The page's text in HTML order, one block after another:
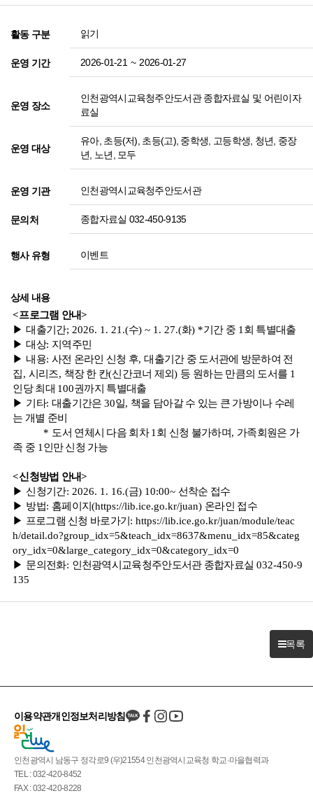
활동 구분 읽기
운영 기간 2026-01-21 ~ 2026-01-27
운영 장소
인천광역시교육청주안도서관 종합자료실 및 어린이자
료실
운영 대상
유아, 초등(저), 초등(고), 중학생, 고등학생, 청년, 중장
년, 노년, 모두
운영 기관 인천광역시교육청주안도서관
문의처 종합자료실 032-450-9135
행사 유형 이벤트
상세 내용
<프로그램 안내>
▶대출기간; 2026. 1. 21.(수) ~ 1. 27.(화) *기간 중 1 회 특별대출
▶대상: 지역주민
▶ 내용: 사전 온라인 신청 후,대출기간 중 도서관에 방문하여 전
집, 시리즈, 책장 한 칸(신간코너 제외) 등 원하는 만큼의 도서를 1
인당 최대 100권까지 특별대출
▶ 기타: 대출기간은 30일, 책을 담아갈 수 있는 큰 가방이나 수레
는 개별 준비
* 도서 연체시 다음 회차1 회 신청 불가하며, 가족회원은 가
족 중 1 인만 신청 가능
<신청방법 안내>
▶ 신청기간: 2026. 1. 16.(금) 10:00~ 선착순 접수
▶ 방법: 홈페이지(https://lib.ice.go.kr/juan) 온라인 접수
▶ 프로그램 신청 바로가기 :https://lib.ice.go.kr/juan/module/teac
h/detail.do?group_idx=5&teach_idx=8637&menu_idx=85&categ
ory_idx=0&large_category_idx=0&category_idx=0
▶ 문의전화: 인천광역시교육청주안도서관 종합자료실 032-450-9
135
목록
인천광역시 남동구 정각로9 (우)21554 인천광역시교육청 학교·마을협력과
TEL : 032-420-8452
FAX : 032-420-8228
이용약관개인정보처리방침